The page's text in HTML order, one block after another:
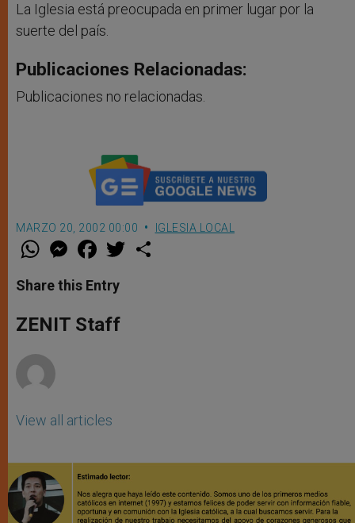
La Iglesia está preocupada en primer lugar por la
suerte del país.
Publicaciones Relacionadas:
Publicaciones no relacionadas.
MARZO 20, 2002 00:00 IGLESIA LOCAL
W
t
s
p
p
M
e
s
e
g
e
F
a
e
b
o
k
w
Share this Entry
ZENIT Staff
View all articles